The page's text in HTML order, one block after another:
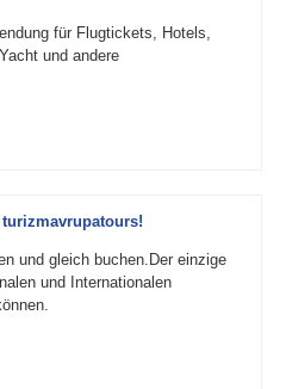
für Flugtickets, Hotels,
und andere
und gleich buchen.Der einzige
und Internationalen